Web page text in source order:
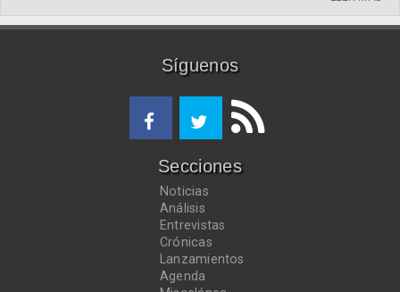
Síguenos
Secciones
Noticias
Análisis
Entrevistas
Crónicas
Lanzamientos
Agenda